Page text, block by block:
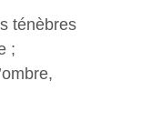
ténèbres
;